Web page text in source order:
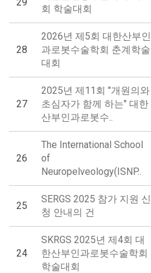
회 학술대회
28
2026년 제5회 대한산부인
과로봇수술학회 춘계학술
대회
27
2025년 제11회 "개원의와
초심자가 함께 하는" 대한
산부인과로봇수..
26
The International School
of
Neuropelveology(ISNP..
25
SERGS 2025 참가 지원 신
청 안내의 건
24
SKRGS 2025년 제4회 대
한산부인과로봇수술학회
학술대회